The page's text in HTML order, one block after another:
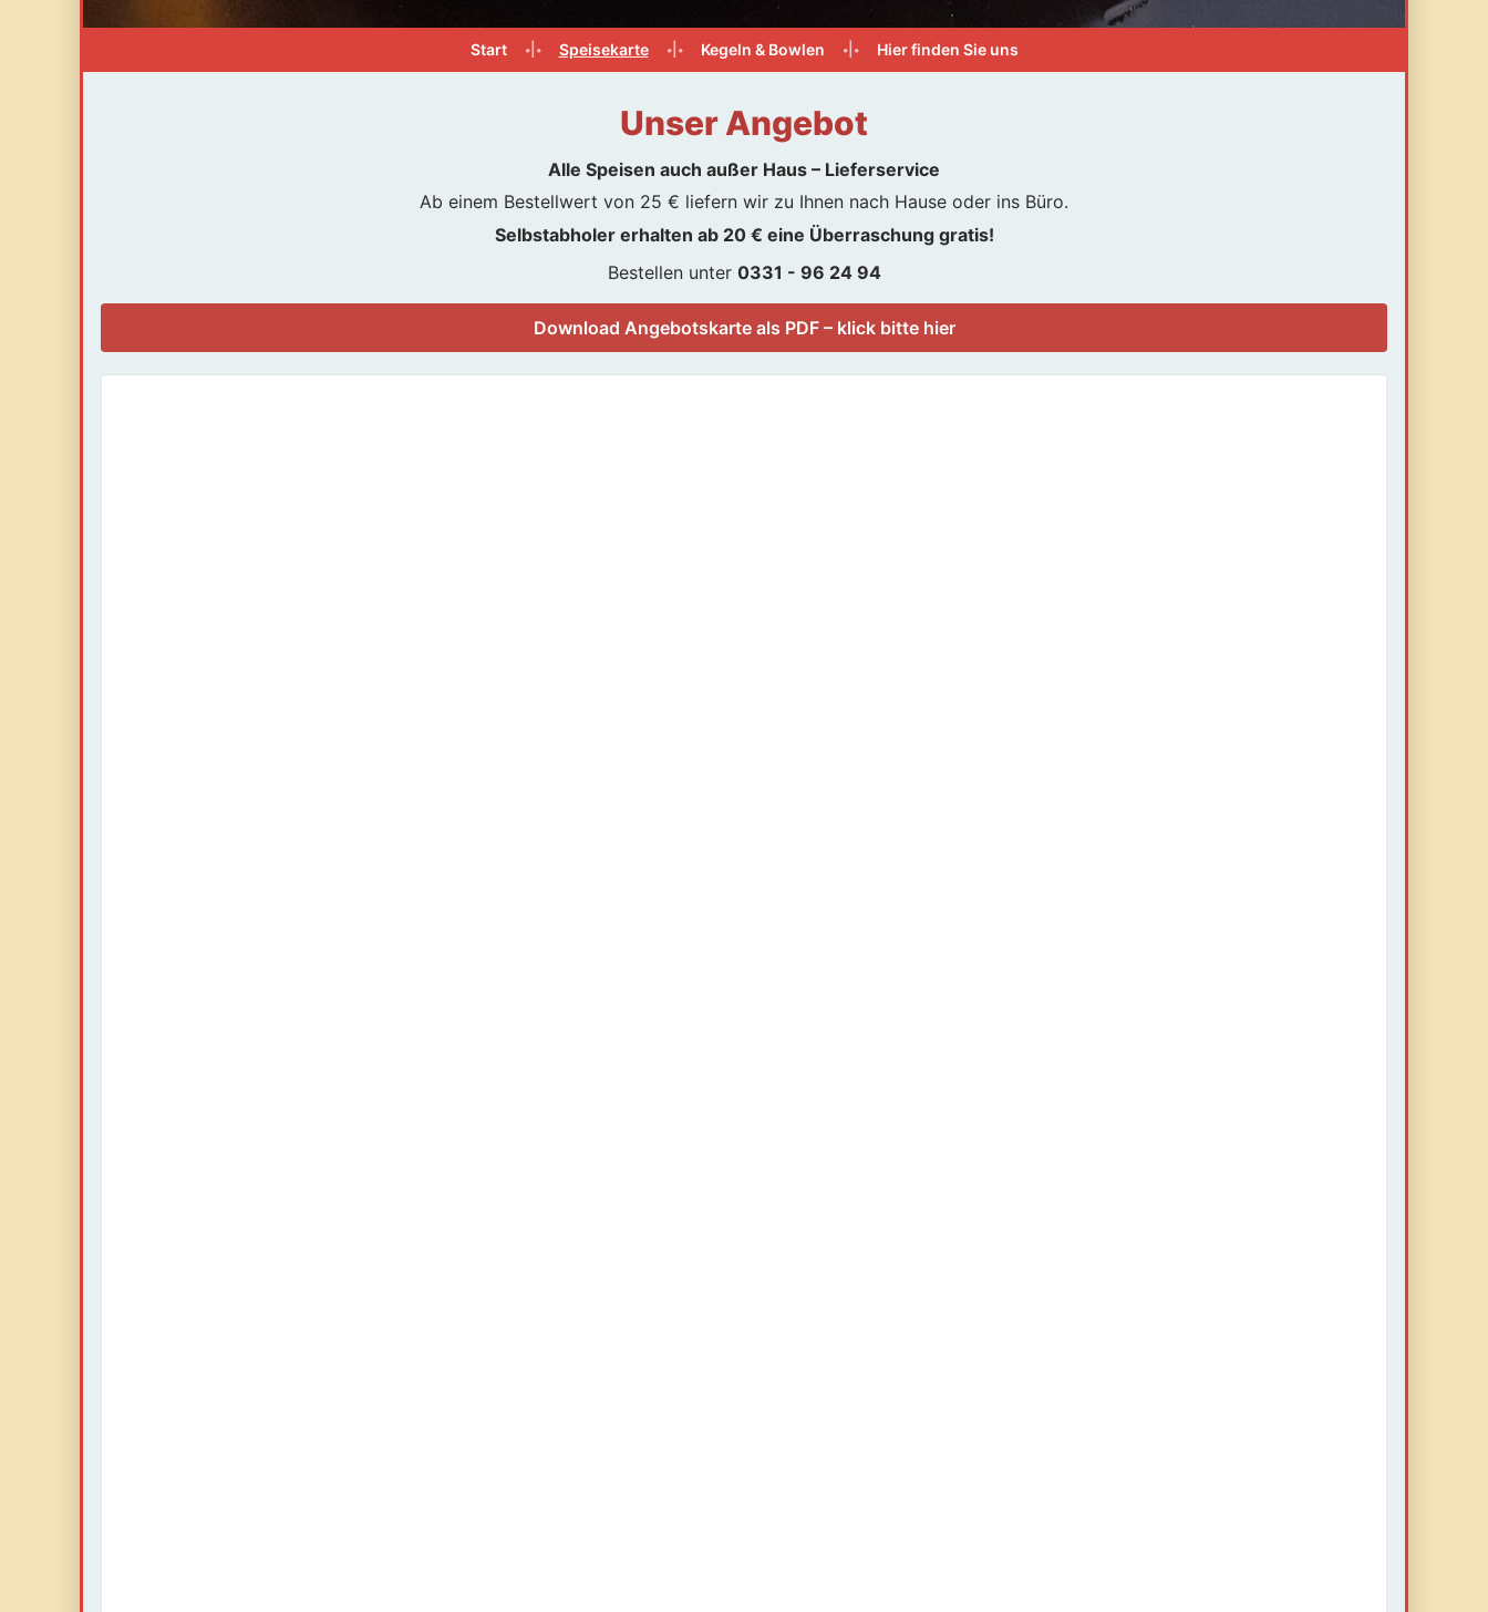
Start •| • Speisekarte •| • Kegeln & Bowlen •| • Hier finden Sie uns
Unser Angebot
Alle Speisen auch außer Haus – Lieferservice
Ab einem Bestellwert von 25 € liefern wir zu Ihnen nach Hause oder ins Büro.
Selbstabholer erhalten ab 20 € eine Überraschung gratis!
Bestellen unter 0331 - 96 24 94
Download Angebotskarte als PDF – klick bitte hier